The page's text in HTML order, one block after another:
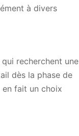
à divers
recherchent une
dès la phase de
fait un choix